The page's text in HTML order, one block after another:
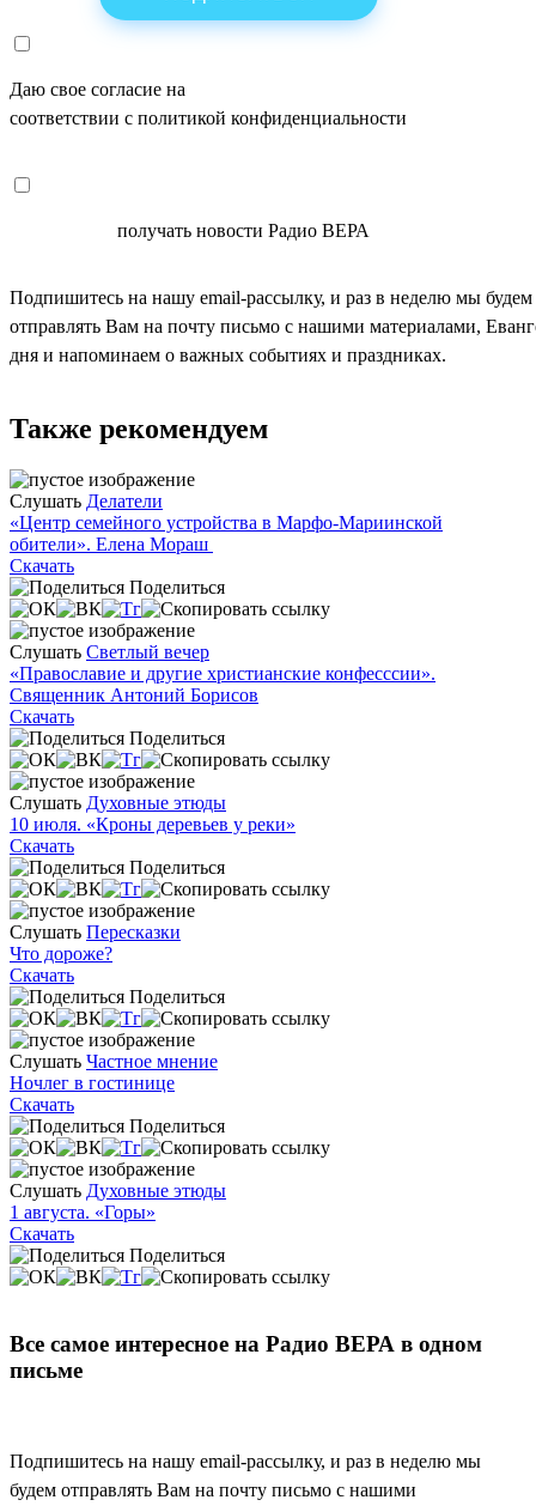
Даю свое согласие на
соответствии с политикой конфиденциальности
получать новости Радио ВЕРА
Подпишитесь на нашу email-рассылку, и раз в неделю мы будем
отправлять Вам на почту письмо с нашими материалами,
дня и напоминаем о важных событиях и праздниках.
Также рекомендуем
Слушать Делатели
«Центр семейного устройства в Марфо-Мариинской
обители». Елена Мораш
Скачать
Поделиться
Слушать Светлый вечер
«Православие и другие христианские конфесссии».
Священник Антоний Борисов
Скачать
Поделиться
Слушать Духовные этюды
10 июля. «Кроны деревьев у реки»
Скачать
Поделиться
Слушать Пересказки
Что дороже?
Скачать
Поделиться
Слушать Частное мнение
Ночлег в гостинице
Скачать
Поделиться
Слушать Духовные этюды
1 августа. «Горы»
Скачать
Поделиться
Все самое интересное на Радио ВЕРА в одном
письме
Подпишитесь на нашу email-рассылку, и раз в неделю мы
будем отправлять Вам на почту письмо с нашими